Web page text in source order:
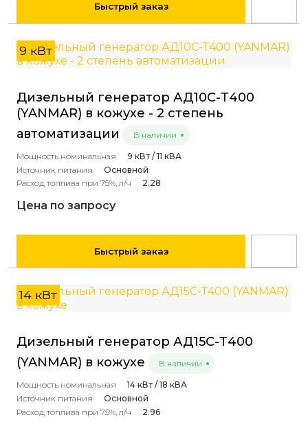
Быстрый заказ
9 кВт
Дизельный генератор АД10С-Т400
(YANMAR) в кожухе - 2 степень
автоматизации
В наличии
Мощность номинальная
9 кВт / 11 кВА
Источник питания
Основной
Расход топлива при 75%, л/ч
2.28
Цена по запросу
Быстрый заказ
14 кВт
Дизельный генератор АД15С-Т400
(YANMAR) в кожухе
В наличии
Мощность номинальная
14 кВт / 18 кВА
Источник питания
Основной
Расход топлива при 75%, л/ч
2.96